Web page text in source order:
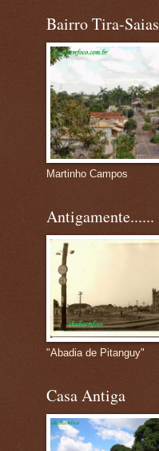
Bairro Tira-Saias
Martinho Campos
Antigamente......
"Abadia de Pitanguy"
Casa Antiga